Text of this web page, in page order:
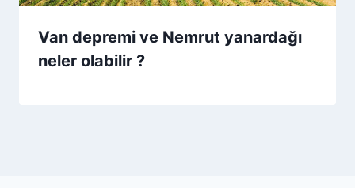
Van depremi ve Nemrut yanardağı
neler olabilir ?